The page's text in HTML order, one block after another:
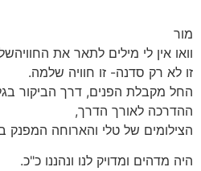
מור
וואו אין לי מילים לתאר את
זו לא רק סדנה- זו חוויה שלמה.
החל מקבלת הפנים, דרך הביקור
ההדרכה לאורך הדרך,
הצילומים של טלי והארוחה המפנק
היה מדהים ומדויק לנו ונהננו כ"כ.